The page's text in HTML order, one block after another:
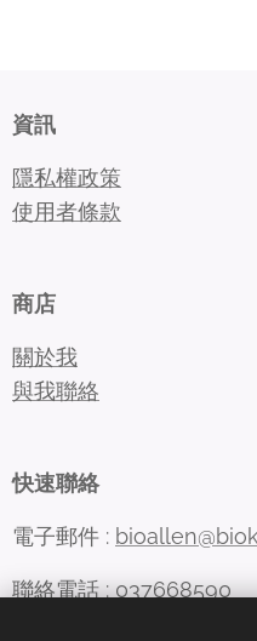
資訊
隱私權政策
使用者條款
商店
關於我
與我聯絡
快速聯絡
電子郵件 :
聯絡電話 : 037668590